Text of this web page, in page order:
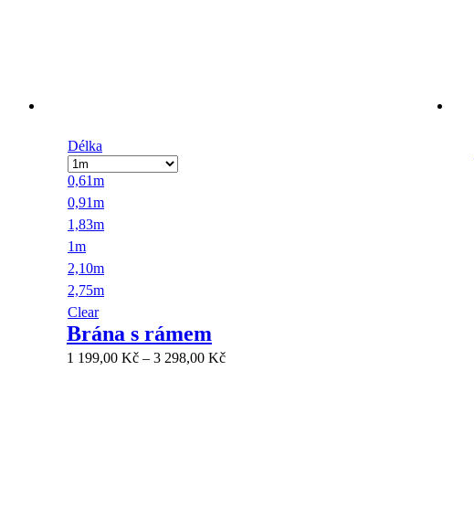
Délka
0,61m
0,91m
1,83m
1m
2,10m
2,75m
Clear
Brána s rámem
1 199,00 Kč – 3 298,00 Kč